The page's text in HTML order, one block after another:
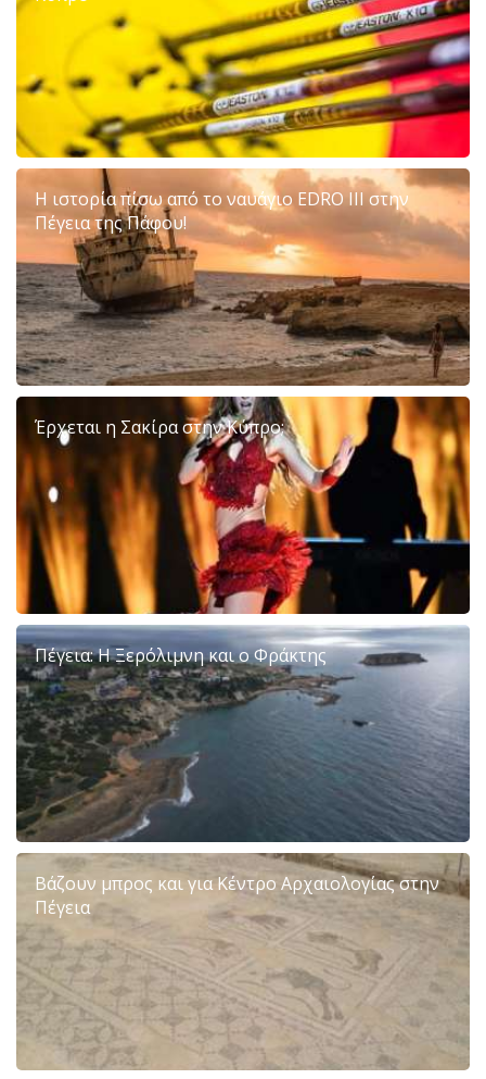
Η ιστορία πίσω από το ναυάγιο EDRO III στην
Πέγεια της Πάφου!
Έρχεται η Σακίρα στην Κύπρο;
Πέγεια: Η Ξερόλιμνη και ο Φράκτης
Βάζουν μπρος και για Κέντρο Αρχαιολογίας στην
Πέγεια